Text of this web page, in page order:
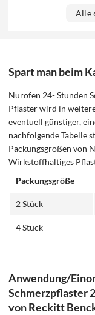
Alle
Spart man beim
Nurofen 24- Stunden
Pflaster wird in
eventuell günstiger,
nachfolgende Tabelle
Packungsgrößen von
Wirkstoffhaltiges
Packungsgröße
2 Stück
4 Stück
Anwendung/
Schmerzpflaster
von Reckitt